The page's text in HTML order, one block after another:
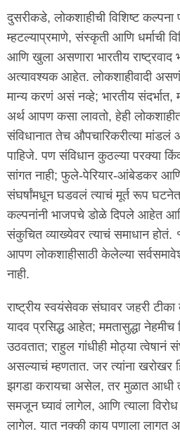
दुसरीकडे, लोकशाहीची विशिष्ट
म्हटल्याप्रमाणे, संस्कृती आणि धर्माची
आणि खुला असणारा भारतीय राष्ट्रवाद
अत्यावश्यक आहेत. लोकशाहीवादी
मान्य करणं असं नव्हे; भारतीय संदर्भात,
अर्थ आपण कसा लावतो, हेही
संविधानात तेच औपचारिकरीत्या
पाहिजे. पण संविधान कुठल्या परक्या
सांगत नाही; फुले-पेरियार-आंबेडकर
संघर्षांमधून घडवलं त्याचं मूर्त रूप घटनेत
कल्पनांनी भाजपचे डोळे दिपले आहेत
संकुचित व्याख्येवर त्याचं समाधान
आपण लोकशाहीसाठी केलेल्या
नाही.
राष्ट्रीय स्वयंसेवक संघावर जहरी टीका
यादव प्रसिद्ध आहेत; ममतासुद्धा नेहमीच
उठवतात; राहुल गांधीही मोठ्या त्वेषानं
असल्याचं म्हणतात. जर त्यांना खरोखर
झगडा करायचा असेल, तर मुळात आधी
समजून घ्यावं लागेल, आणि त्याला विरोध
लागेल. यात नक्की काय पणाला लागत